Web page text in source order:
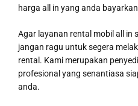
harga all in yang anda
Agar layanan rental mobil all in
jangan ragu untuk segera
rental. Kami merupakan
profesional yang senantiasa
anda.